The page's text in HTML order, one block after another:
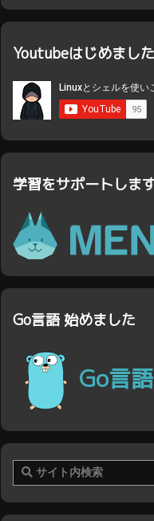
Youtubeはじめました
学習をサポートしま
Go言語 始めました
Go言